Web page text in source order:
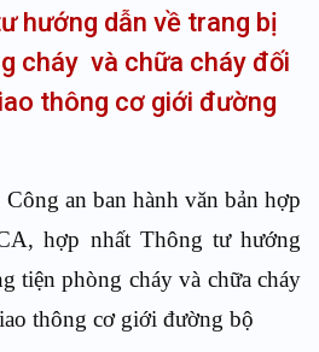
hướng dẫn về trang bị
cháy và chữa cháy đối
thông cơ giới đường
an ban hành văn bản hợp
hợp nhất Thông tư hướng
tiện phòng cháy và chữa cháy
thông cơ giới đường bộ